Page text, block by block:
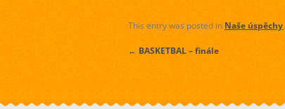
This entry was posted in Naše úspěchy,
← BASKETBAL – finále